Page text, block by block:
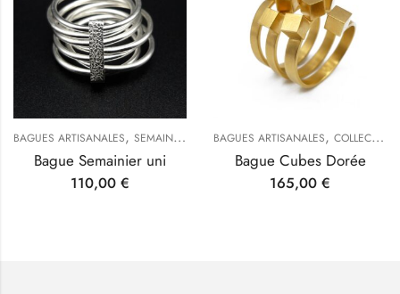
BAGUES ARTISANALES, SEMAINIERS TYPES DE BIJOUX
Bague Semainier uni
110,00 €
BAGUES ARTISANALES, COLLECTION CUBE
Bague Cubes Dorée
165,00 €